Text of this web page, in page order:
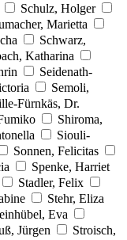
Schulz, Holger
Marietta
Schwarz,
Katharina
Seidenath-
Semoli,
Fürnkäs, Dr.
Shiroma,
Siouli-
Sonnen, Felicitas
Spenke, Harriet
Stadler, Felix
Stehr, Eliza
Eva
Jürgen
Stroisch,